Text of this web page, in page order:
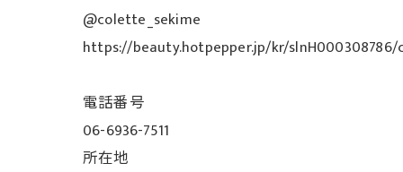
@colette_sekime
https://beauty.hotpepper.jp/kr/slnH000308786/
電話番号
06-6936-7511
所在地